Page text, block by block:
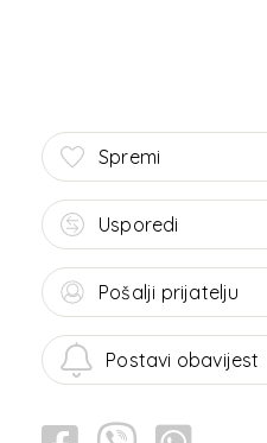
Spremi
Usporedi
Pošalji prijatelju
Postavi obavijest